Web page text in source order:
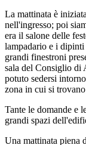
La mattinata è
nell'ingresso; poi
era il salone delle
lampadario e i
grandi finestroni
sala del Consiglio di
potuto sedersi
zona in cui si trovano
Tante le domande e
grandi spazi
Una mattinata piena